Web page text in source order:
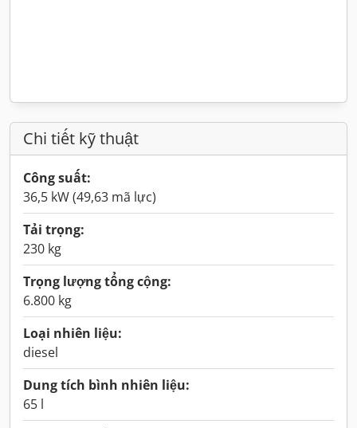
Chi tiết kỹ thuật
Công suất:
36,5 kW (49,63 mã lực)
Tải trọng:
230 kg
Trọng lượng tổng cộng:
6.800 kg
Loại nhiên liệu:
diesel
Dung tích bình nhiên liệu:
65 l